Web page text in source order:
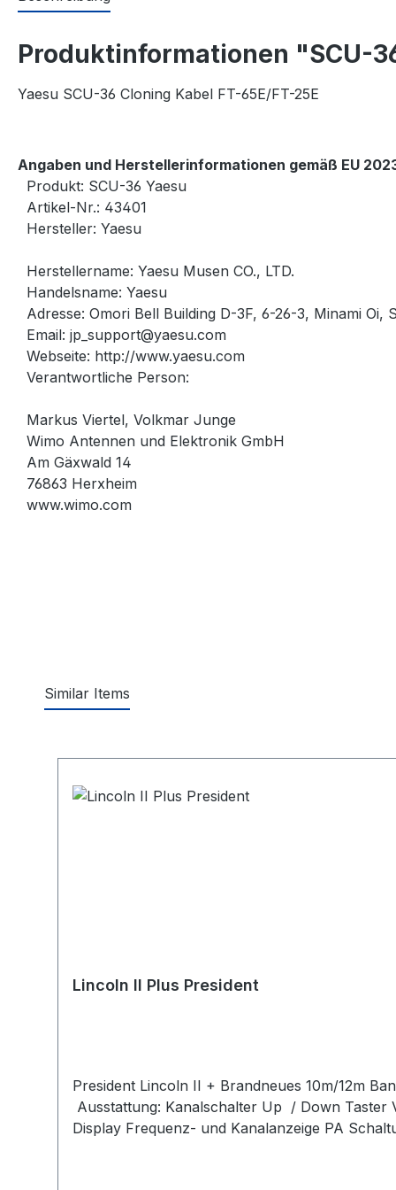
Produktinformationen "SCU-
Yaesu SCU-36 Cloning Kabel FT-65E/FT-25E
Angaben und Herstellerinformationen gemäß EU
Produkt: SCU-36 Yaesu
Artikel-Nr.: 43401
Hersteller: Yaesu
Herstellername: Yaesu Musen CO., LTD.
Handelsname: Yaesu
Adresse: Omori Bell Building D-3F, 6-26-3, Minami
Email: jp_support@yaesu.com
Webseite: http://www.yaesu.com
Verantwortliche Person:
Markus Viertel, Volkmar Junge
Wimo Antennen und Elektronik GmbH
Am Gäxwald 14
76863 Herxheim
www.wimo.com
Similar Items
Lincoln II Plus President
President Lincoln II + Brandneues 10m/12m
Ausstattung: Kanalschalter Up / Down Taster VFO Modus Leistung stufenlos regelbar ASC integriert, weltweites Patent von President Multifunktions LCD
Display Frequenz- und Kanalanzeige PA